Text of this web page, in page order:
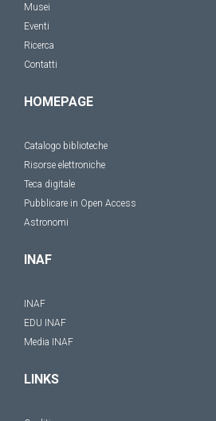
Musei
Eventi
Ricerca
Contatti
HOMEPAGE
Catalogo biblioteche
Risorse elettroniche
Teca digitale
Pubblicare in Open Access
Astronomi
INAF
INAF
EDU INAF
Media INAF
LINKS